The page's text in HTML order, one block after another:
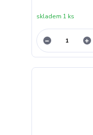
skladem 1 ks